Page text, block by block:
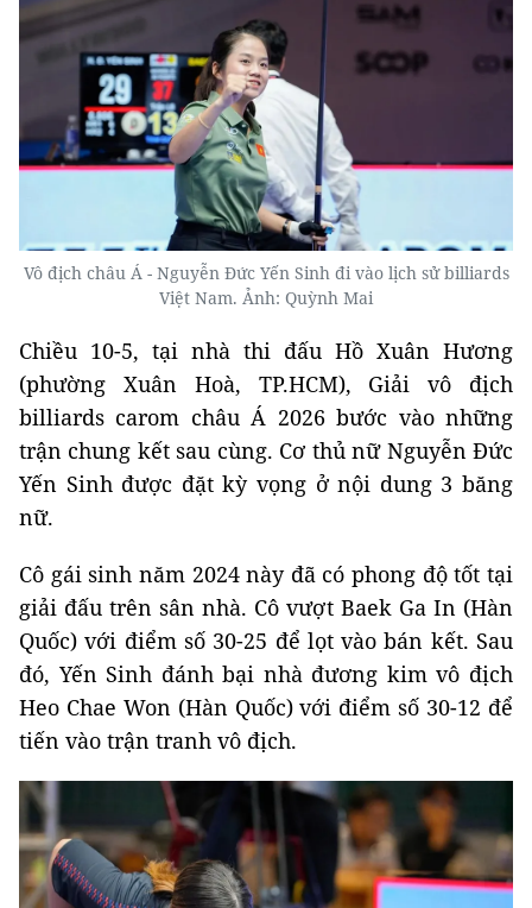
Vô địch châu Á - Nguyễn Đức Yến Sinh đi vào lịch sử billiards
Việt Nam. Ảnh: Quỳnh Mai
Chiều 10-5, tại nhà thi đấu Hồ Xuân Hương
(phường Xuân Hoà, TP.HCM), Giải vô địch
billiards carom châu Á 2026 bước vào những
trận chung kết sau cùng. Cơ thủ nữ Nguyễn Đức
Yến Sinh được đặt kỳ vọng ở nội dung 3 băng
nữ.
Cô gái sinh năm 2024 này đã có phong độ tốt tại
giải đấu trên sân nhà. Cô vượt Baek Ga In (Hàn
Quốc) với điểm số 30-25 để lọt vào bán kết. Sau
đó, Yến Sinh đánh bại nhà đương kim vô địch
Heo Chae Won (Hàn Quốc) với điểm số 30-12 để
tiến vào trận tranh vô địch.